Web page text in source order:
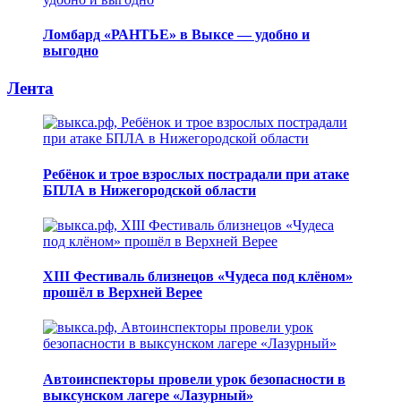
Ломбард «РАНТЬЕ» в Выксе — удобно и
выгодно
Лента
Ребёнок и трое взрослых пострадали при атаке
БПЛА в Нижегородской области
XIII Фестиваль близнецов «Чудеса под клёном»
прошёл в Верхней Верее
Автоинспекторы провели урок безопасности в
выксунском лагере «Лазурный»